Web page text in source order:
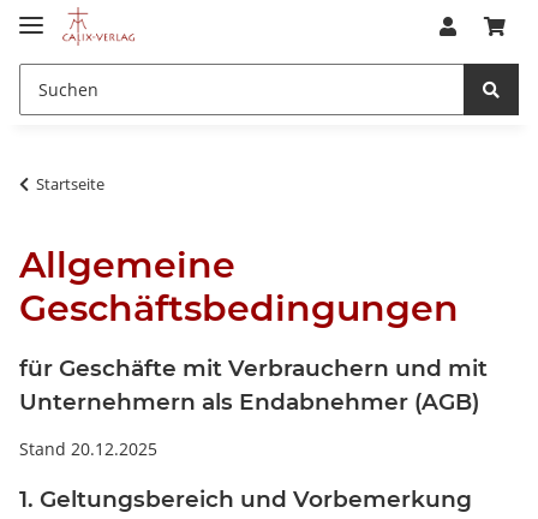
Startseite
Allgemeine
Geschäftsbedingungen
für Geschäfte mit Verbrauchern und mit
Unternehmern als Endabnehmer (AGB)
Stand 20.12.2025
1. Geltungsbereich und Vorbemerkung